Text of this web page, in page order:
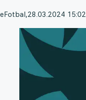
eFotbal,28.03.2024 15:02